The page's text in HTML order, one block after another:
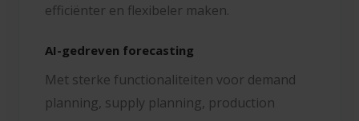
efficiënter en flexibeler maken.
AI-gedreven forecasting
Met sterke functionaliteiten voor demand
planning, supply planning, production